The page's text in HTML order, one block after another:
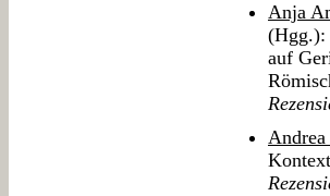
Anja
(Hgg.):
auf